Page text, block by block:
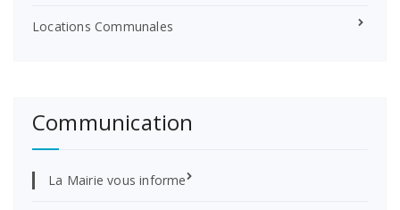
Locations Communales
Communication
La Mairie vous informe